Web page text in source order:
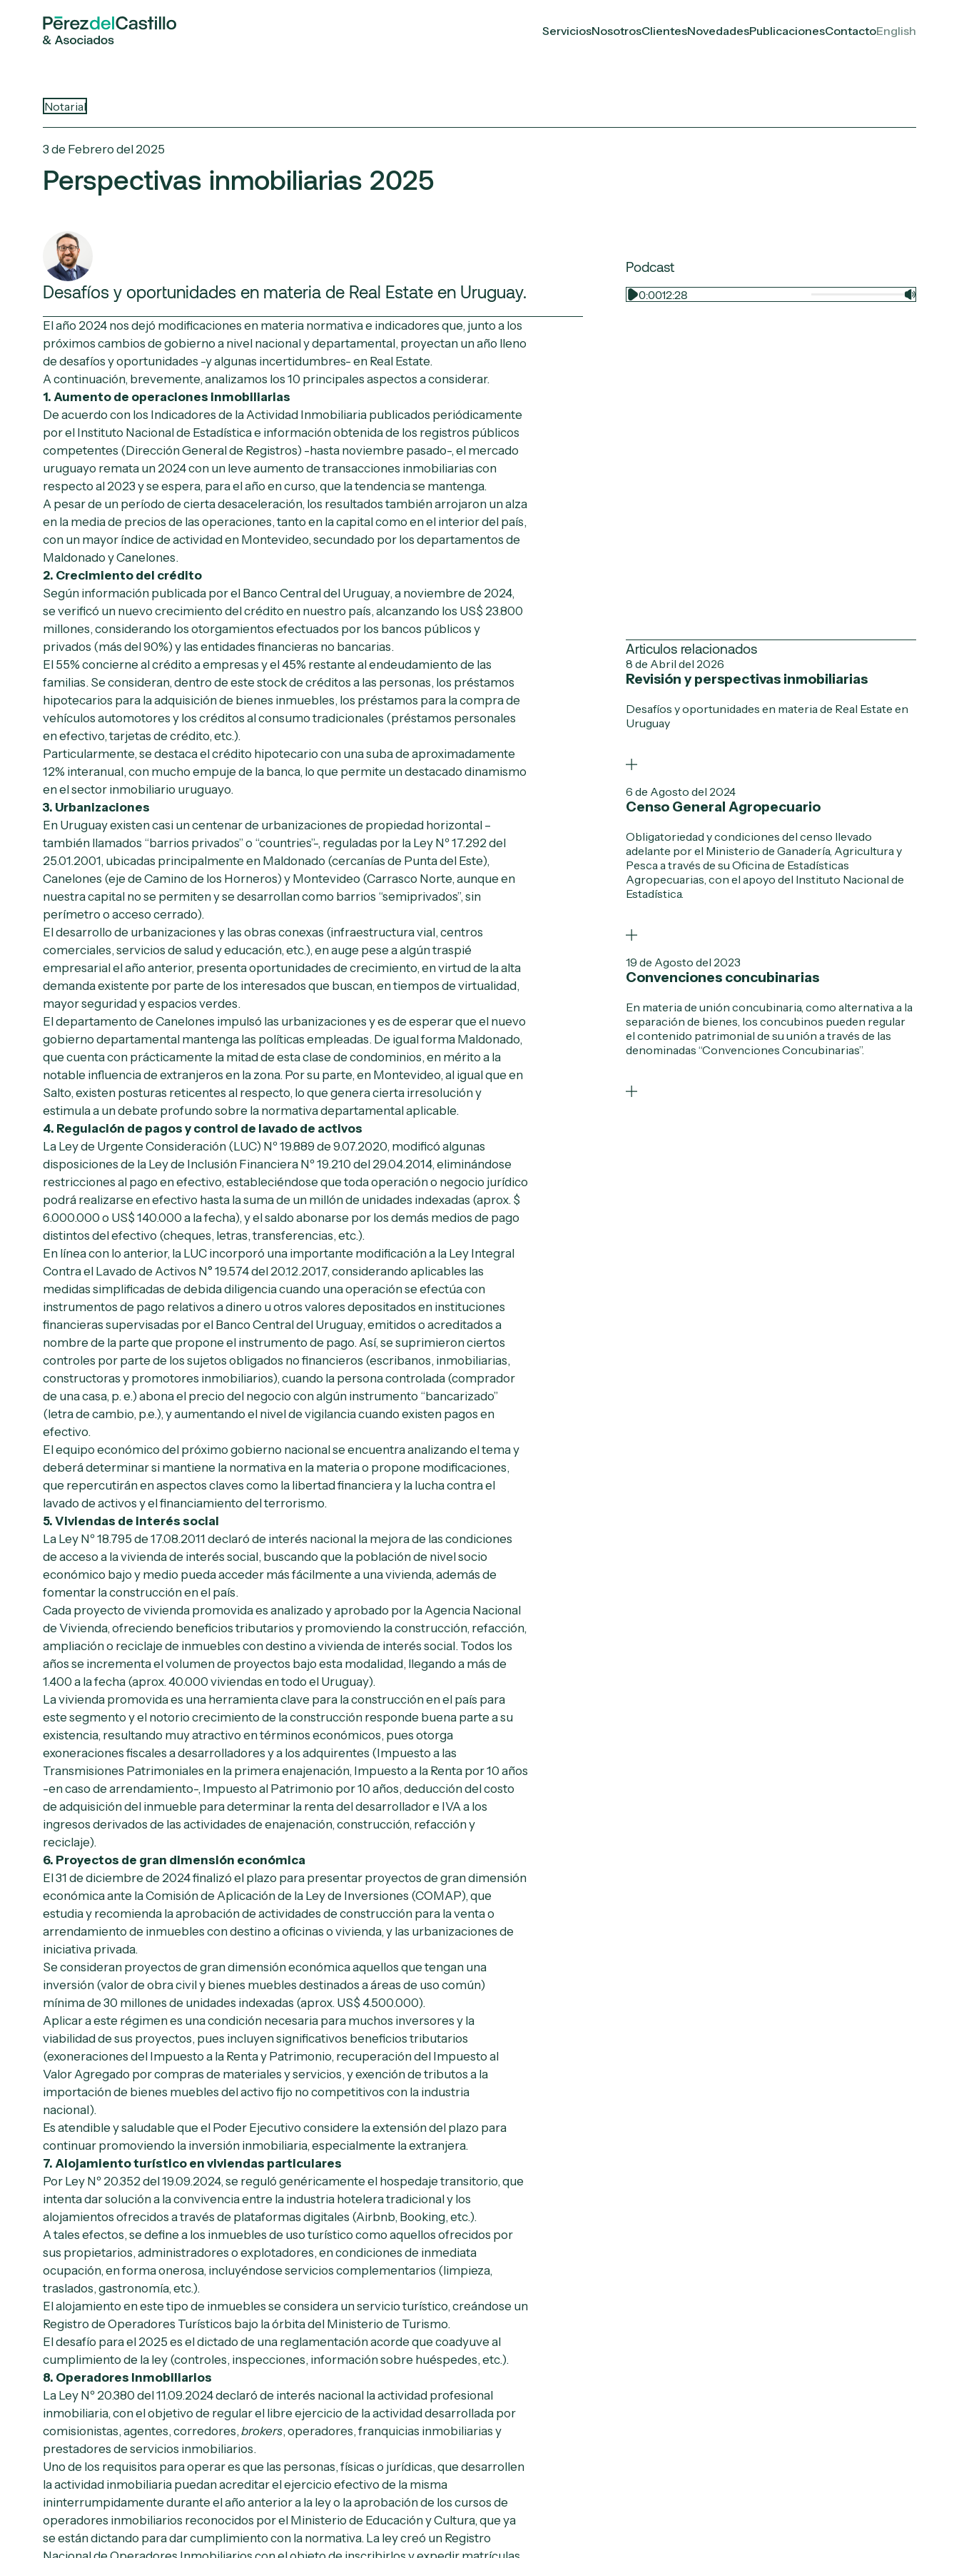
ServiciosNosotrosClientesNovedadesPublicacionesContactoEnglish
Notarial
3 de Febrero del 2025
Perspectivas inmobiliarias 2025
Desafíos y oportunidades en materia de Real Estate en Uruguay.
Podcast
0:0012:28
El año 2024 nos dejó modificaciones en materia normativa e indicadores que, junto a los
próximos cambios de gobierno a nivel nacional y departamental, proyectan un año lleno
de desafíos y oportunidades -y algunas incertidumbres- en Real Estate.
A continuación, brevemente, analizamos los 10 principales aspectos a considerar.
1. Aumento de operaciones inmobiliarias
De acuerdo con los Indicadores de la Actividad Inmobiliaria publicados periódicamente
por el Instituto Nacional de Estadística e información obtenida de los registros públicos
competentes (Dirección General de Registros) -hasta noviembre pasado-, el mercado
uruguayo remata un 2024 con un leve aumento de transacciones inmobiliarias con
respecto al 2023 y se espera, para el año en curso, que la tendencia se mantenga.
A pesar de un período de cierta desaceleración, los resultados también arrojaron un alza
en la media de precios de las operaciones, tanto en la capital como en el interior del país,
con un mayor índice de actividad en Montevideo, secundado por los departamentos de
Maldonado y Canelones.
2. Crecimiento del crédito
Según información publicada por el Banco Central del Uruguay, a noviembre de 2024,
se verificó un nuevo crecimiento del crédito en nuestro país, alcanzando los US$ 23.800
millones, considerando los otorgamientos efectuados por los bancos públicos y
privados (más del 90%) y las entidades financieras no bancarias.
El 55% concierne al crédito a empresas y el 45% restante al endeudamiento de las
familias. Se consideran, dentro de este stock de créditos a las personas, los préstamos
hipotecarios para la adquisición de bienes inmuebles, los préstamos para la compra de
vehículos automotores y los créditos al consumo tradicionales (préstamos personales
en efectivo, tarjetas de crédito, etc.).
Particularmente, se destaca el crédito hipotecario con una suba de aproximadamente
12% interanual, con mucho empuje de la banca, lo que permite un destacado dinamismo
en el sector inmobiliario uruguayo.
3. Urbanizaciones
En Uruguay existen casi un centenar de urbanizaciones de propiedad horizontal –
también llamados “barrios privados” o “countries”-, reguladas por la Ley Nº 17.292 del
25.01.2001, ubicadas principalmente en Maldonado (cercanías de Punta del Este),
Canelones (eje de Camino de los Horneros) y Montevideo (Carrasco Norte, aunque en
nuestra capital no se permiten y se desarrollan como barrios “semiprivados”, sin
perímetro o acceso cerrado).
El desarrollo de urbanizaciones y las obras conexas (infraestructura vial, centros
comerciales, servicios de salud y educación, etc.), en auge pese a algún traspié
empresarial el año anterior, presenta oportunidades de crecimiento, en virtud de la alta
demanda existente por parte de los interesados que buscan, en tiempos de virtualidad,
mayor seguridad y espacios verdes.
El departamento de Canelones impulsó las urbanizaciones y es de esperar que el nuevo
gobierno departamental mantenga las políticas empleadas. De igual forma Maldonado,
que cuenta con prácticamente la mitad de esta clase de condominios, en mérito a la
notable influencia de extranjeros en la zona. Por su parte, en Montevideo, al igual que en
Salto, existen posturas reticentes al respecto, lo que genera cierta irresolución y
estimula a un debate profundo sobre la normativa departamental aplicable.
4. Regulación de pagos y control de lavado de activos
La Ley de Urgente Consideración (LUC) Nº 19.889 de 9.07.2020, modificó algunas
disposiciones de la Ley de Inclusión Financiera Nº 19.210 del 29.04.2014, eliminándose
restricciones al pago en efectivo, estableciéndose que toda operación o negocio jurídico
podrá realizarse en efectivo hasta la suma de un millón de unidades indexadas (aprox. $
6.000.000 o US$ 140.000 a la fecha), y el saldo abonarse por los demás medios de pago
distintos del efectivo (cheques, letras, transferencias, etc.).
En línea con lo anterior, la LUC incorporó una importante modificación a la Ley Integral
Contra el Lavado de Activos N° 19.574 del 20.12.2017, considerando aplicables las
medidas simplificadas de debida diligencia cuando una operación se efectúa con
instrumentos de pago relativos a dinero u otros valores depositados en instituciones
financieras supervisadas por el Banco Central del Uruguay, emitidos o acreditados a
nombre de la parte que propone el instrumento de pago. Así, se suprimieron ciertos
controles por parte de los sujetos obligados no financieros (escribanos, inmobiliarias,
constructoras y promotores inmobiliarios), cuando la persona controlada (comprador
de una casa, p. e.) abona el precio del negocio con algún instrumento “bancarizado”
(letra de cambio, p.e.), y aumentando el nivel de vigilancia cuando existen pagos en
efectivo.
El equipo económico del próximo gobierno nacional se encuentra analizando el tema y
deberá determinar si mantiene la normativa en la materia o propone modificaciones,
que repercutirán en aspectos claves como la libertad financiera y la lucha contra el
lavado de activos y el financiamiento del terrorismo.
5. Viviendas de interés social
La Ley Nº 18.795 de 17.08.2011 declaró de interés nacional la mejora de las condiciones
de acceso a la vivienda de interés social, buscando que la población de nivel socio
económico bajo y medio pueda acceder más fácilmente a una vivienda, además de
fomentar la construcción en el país.
Cada proyecto de vivienda promovida es analizado y aprobado por la Agencia Nacional
de Vivienda, ofreciendo beneficios tributarios y promoviendo la construcción, refacción,
ampliación o reciclaje de inmuebles con destino a vivienda de interés social. Todos los
años se incrementa el volumen de proyectos bajo esta modalidad, llegando a más de
1.400 a la fecha (aprox. 40.000 viviendas en todo el Uruguay).
La vivienda promovida es una herramienta clave para la construcción en el país para
este segmento y el notorio crecimiento de la construcción responde buena parte a su
existencia, resultando muy atractivo en términos económicos, pues otorga
exoneraciones fiscales a desarrolladores y a los adquirentes (Impuesto a las
Transmisiones Patrimoniales en la primera enajenación, Impuesto a la Renta por 10 años
-en caso de arrendamiento-, Impuesto al Patrimonio por 10 años, deducción del costo
de adquisición del inmueble para determinar la renta del desarrollador e IVA a los
ingresos derivados de las actividades de enajenación, construcción, refacción y
reciclaje).
6. Proyectos de gran dimensión económica
El 31 de diciembre de 2024 finalizó el plazo para presentar proyectos de gran dimensión
económica ante la Comisión de Aplicación de la Ley de Inversiones (COMAP), que
estudia y recomienda la aprobación de actividades de construcción para la venta o
arrendamiento de inmuebles con destino a oficinas o vivienda, y las urbanizaciones de
iniciativa privada.
Se consideran proyectos de gran dimensión económica aquellos que tengan una
inversión (valor de obra civil y bienes muebles destinados a áreas de uso común)
mínima de 30 millones de unidades indexadas (aprox. US$ 4.500.000).
Aplicar a este régimen es una condición necesaria para muchos inversores y la
viabilidad de sus proyectos, pues incluyen significativos beneficios tributarios
(exoneraciones del Impuesto a la Renta y Patrimonio, recuperación del Impuesto al
Valor Agregado por compras de materiales y servicios, y exención de tributos a la
importación de bienes muebles del activo fijo no competitivos con la industria
nacional).
Es atendible y saludable que el Poder Ejecutivo considere la extensión del plazo para
continuar promoviendo la inversión inmobiliaria, especialmente la extranjera.
7. Alojamiento turístico en viviendas particulares
Por Ley Nº 20.352 del 19.09.2024, se reguló genéricamente el hospedaje transitorio, que
intenta dar solución a la convivencia entre la industria hotelera tradicional y los
alojamientos ofrecidos a través de plataformas digitales (Airbnb, Booking, etc.).
A tales efectos, se define a los inmuebles de uso turístico como aquellos ofrecidos por
sus propietarios, administradores o explotadores, en condiciones de inmediata
ocupación, en forma onerosa, incluyéndose servicios complementarios (limpieza,
traslados, gastronomía, etc.).
El alojamiento en este tipo de inmuebles se considera un servicio turístico, creándose un
Registro de Operadores Turísticos bajo la órbita del Ministerio de Turismo.
El desafío para el 2025 es el dictado de una reglamentación acorde que coadyuve al
cumplimiento de la ley (controles, inspecciones, información sobre huéspedes, etc.).
8. Operadores Inmobiliarios
La Ley Nº 20.380 del 11.09.2024 declaró de interés nacional la actividad profesional
inmobiliaria, con el objetivo de regular el libre ejercicio de la actividad desarrollada por
comisionistas, agentes, corredores,brokers, operadores, franquicias inmobiliarias y
prestadores de servicios inmobiliarios.
Uno de los requisitos para operar es que las personas, físicas o jurídicas, que desarrollen
la actividad inmobiliaria puedan acreditar el ejercicio efectivo de la misma
ininterrumpidamente durante el año anterior a la ley o la aprobación de los cursos de
operadores inmobiliarios reconocidos por el Ministerio de Educación y Cultura, que ya
se están dictando para dar cumplimiento con la normativa. La ley creó un Registro
Articulos relacionados
8 de Abril del 2026
Revisión y perspectivas inmobiliarias
Desafíos y oportunidades en materia de Real Estate en
Uruguay
6 de Agosto del 2024
Censo General Agropecuario
Obligatoriedad y condiciones del censo llevado
adelante por el Ministerio de Ganadería, Agricultura y
Pesca a través de su Oficina de Estadísticas
Agropecuarias, con el apoyo del Instituto Nacional de
Estadística.
19 de Agosto del 2023
Convenciones concubinarias
En materia de unión concubinaria, como alternativa a la
separación de bienes, los concubinos pueden regular
el contenido patrimonial de su unión a través de las
denominadas “Convenciones Concubinarias”.